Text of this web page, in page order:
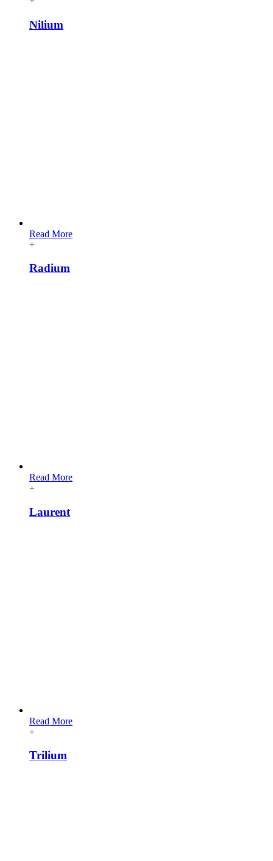
Nilium
Read More
+
Radium
Read More
+
Laurent
Read More
+
Trilium